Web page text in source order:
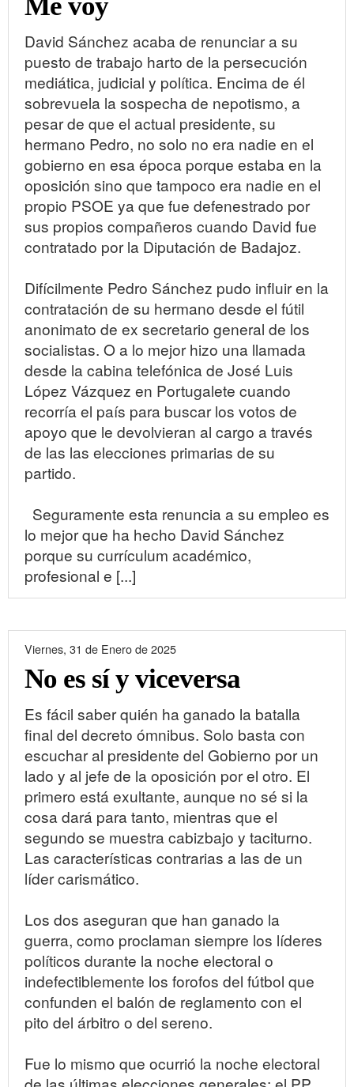
David Sánchez acaba de renunciar a su
puesto de trabajo harto de la persecución
mediática, judicial y política. Encima de él
sobrevuela la sospecha de nepotismo, a
pesar de que el actual presidente, su
hermano Pedro, no solo no era nadie en el
gobierno en esa época porque estaba en la
oposición sino que tampoco era nadie en el
propio PSOE ya que fue defenestrado por
sus propios compañeros cuando David fue
contratado por la Diputación de Badajoz.
Difícilmente Pedro Sánchez pudo influir en la
contratación de su hermano desde el fútil
anonimato de ex secretario general de los
socialistas. O a lo mejor hizo una llamada
desde la cabina telefónica de José Luis
López Vázquez en Portugalete cuando
recorría el país para buscar los votos de
apoyo que le devolvieran al cargo a través
de las las elecciones primarias de su
partido.
Seguramente esta renuncia a su empleo es
lo mejor que ha hecho David Sánchez
porque su currículum académico,
profesional e [...]
Viernes, 31 de Enero de 2025
No es sí y viceversa
Es fácil saber quién ha ganado la batalla
final del decreto ómnibus. Solo basta con
escuchar al presidente del Gobierno por un
lado y al jefe de la oposición por el otro. El
primero está exultante, aunque no sé si la
cosa dará para tanto, mientras que el
segundo se muestra cabizbajo y taciturno.
Las características contrarias a las de un
líder carismático.
Los dos aseguran que han ganado la
guerra, como proclaman siempre los líderes
políticos durante la noche electoral o
indefectiblemente los forofos del fútbol que
confunden el balón de reglamento con el
pito del árbitro o del sereno.
Fue lo mismo que ocurrió la noche electoral